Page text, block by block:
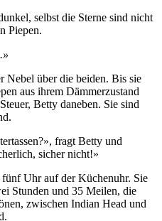
selbst die Sterne sind nicht
Piepen.
Nebel über die beiden. Bis sie
aus ihrem Dämmerzustand
Betty daneben. Sie sind
fragt Betty und
sicher nicht!»
fünf Uhr auf der Küchenuhr. Sie
Stunden und 35 Meilen, die
zwischen Indian Head und